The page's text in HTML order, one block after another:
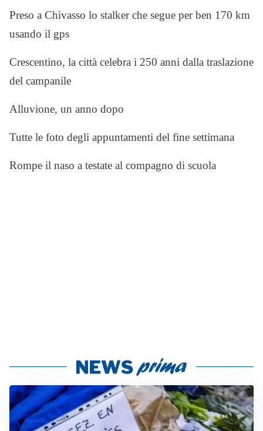
Preso a Chivasso lo stalker che segue per ben 170 km
usando il gps
Crescentino, la città celebra i 250 anni dalla traslazione
del campanile
Alluvione, un anno dopo
Tutte le foto degli appuntamenti del fine settimana
Rompe il naso a testate al compagno di scuola